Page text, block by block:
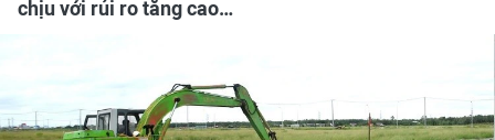
chịu với rủi ro tăng cao…